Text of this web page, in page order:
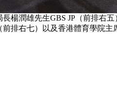
楊潤雄先生GBS JP（前排右
前排右七）以及香港體育學院